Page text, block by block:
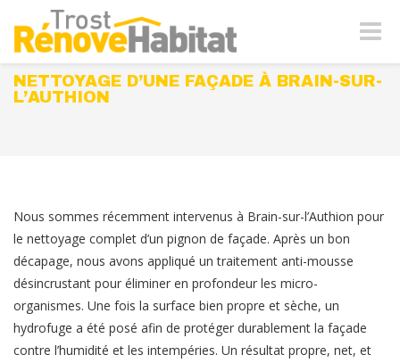
-
NETTOYAGE D’UNE FAÇADE À BRAIN-SUR-
L’AUTHION
Nous sommes récemment intervenus à Brain-sur-l’Authion pour
le nettoyage complet d’un pignon de façade. Après un bon
décapage, nous avons appliqué un traitement anti-mousse
désincrustant pour éliminer en profondeur les micro-
organismes. Une fois la surface bien propre et sèche, un
hydrofuge a été posé afin de protéger durablement la façade
contre l’humidité et les intempéries. Un résultat propre, net, et